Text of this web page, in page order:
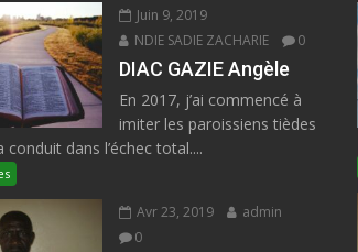
Juin 9, 2019
NDIE SADIE ZACHARIE
0
DIAC GAZIE Angèle
En 2017, j’ai commencé à
imiter les paroissiens tièdes
conduit dans l’échec total....
Avr 23, 2019
admin
0